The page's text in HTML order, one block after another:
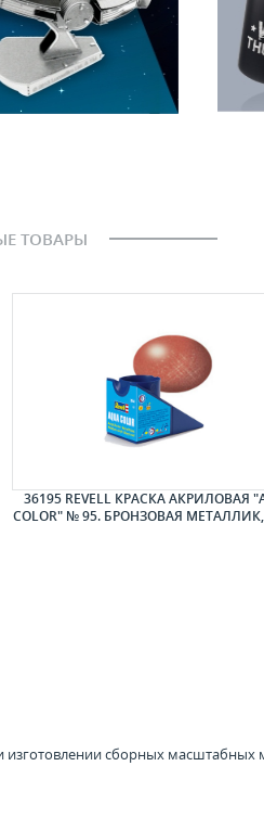
ТОВАРЫ
36195 REVELL КРАСКА АКРИЛОВАЯ
COLOR" № 95. БРОНЗОВАЯ
сборных